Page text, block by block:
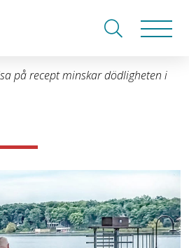
på recept minskar dödligheten i